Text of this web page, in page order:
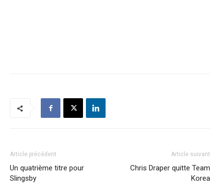
Article précédent
Un quatrième titre pour
Slingsby
Article suivant
Chris Draper quitte Team
Korea